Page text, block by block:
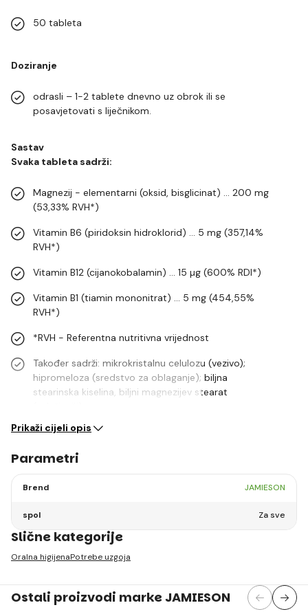
50 tableta
Doziranje
odrasli – 1-2 tablete dnevno uz obrok ili se
posavjetovati s liječnikom.
Sastav
Svaka tableta sadrži:
Magnezij - elementarni (oksid, bisglicinat) ... 200 mg
(53,33% RVH*)
Vitamin B6 (piridoksin hidroklorid) ... 5 mg (357,14%
RVH*)
Vitamin B12 (cijanokobalamin) ... 15 µg (600% RDI*)
Vitamin B1 (tiamin mononitrat) ... 5 mg (454,55%
RVH*)
*RVH - Referentna nutritivna vrijednost
Također sadrži: mikrokristalnu celulozu (vezivo);
hipromeloza (sredstvo za oblaganje); biljna
stearinska kiselina, biljni magnezijev stearat
Prikaži cijeli opis
Parametri
Brend JAMIESON
spol Za sve
Slične kategorije
Oralna higijenaPotrebe uzgoja
Ostali proizvodi marke JAMIESON